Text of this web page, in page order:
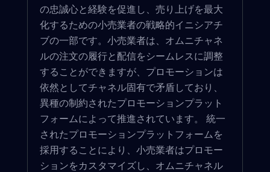
の忠誠心と経験を促進し、売り上げを最大
化するための小売業者の戦略的イニシアチ
ブの一部です。小売業者は、オムニチャネ
ルの注文の履行と配信をシームレスに調整
することができますが、プロモーションは
依然としてチャネル固有で矛盾しており、
異種の制約されたプロモーションプラット
フォームによって推進されています。 統一
されたプロモーションプラットフォームを
採用することにより、小売業者はプロモー
ションをカスタマイズし、オムニチャネル